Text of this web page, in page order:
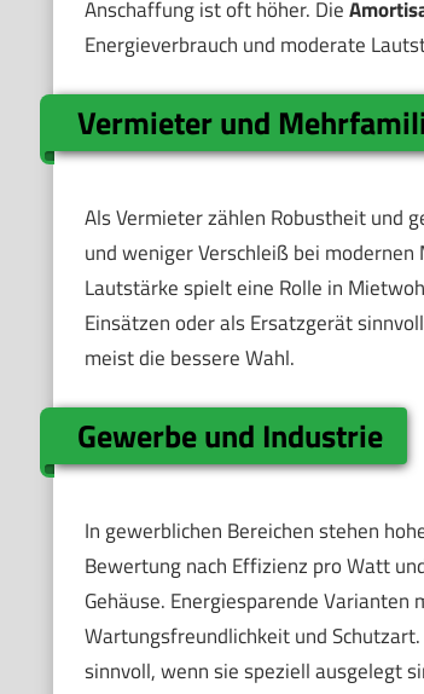
Anschaffung ist oft höher. Die
Energieverbrauch und moderate
Vermieter und
Als Vermieter zählen Robustheit und
und weniger Verschleiß bei
Lautstärke spielt eine Rolle in
Einsätzen oder als Ersatzgerät
meist die bessere Wahl.
Gewerbe und Industrie
In gewerblichen Bereichen stehen
Bewertung nach Effizienz pro Watt
Gehäuse. Energiesparende Varianten
Wartungsfreundlichkeit und
sinnvoll, wenn sie speziell ausgelegt